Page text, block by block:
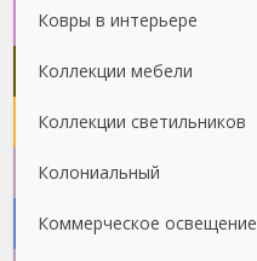
Ковры в интерьере
Коллекции мебели
Коллекции светильников
Колониальный
Коммерческое освещение